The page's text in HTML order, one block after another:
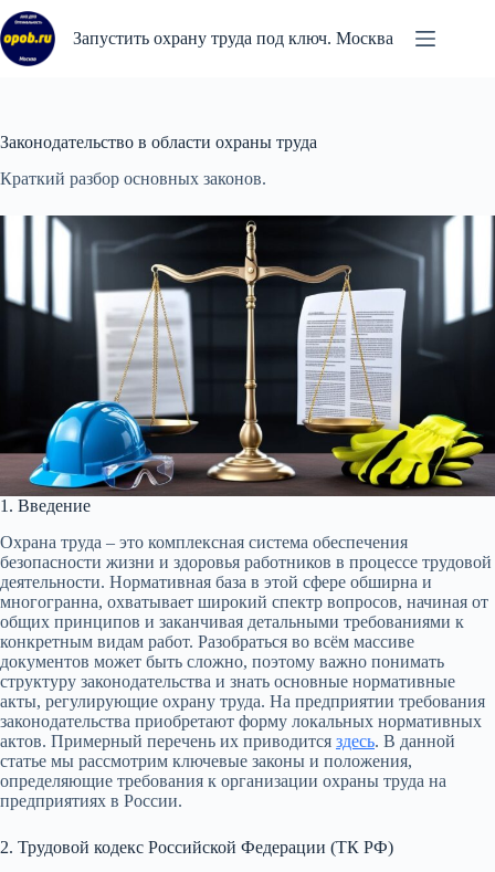
Перейти
к
сути
Запустить охрану труда под ключ. Москва
Законодательство в области охраны труда
Краткий разбор основных законов.
1. Введение
Охрана труда – это комплексная система обеспечения
безопасности жизни и здоровья работников в процессе трудовой
деятельности. Нормативная база в этой сфере обширна и
многогранна, охватывает широкий спектр вопросов, начиная от
общих принципов и заканчивая детальными требованиями к
конкретным видам работ. Разобраться во всём массиве
документов может быть сложно, поэтому важно понимать
структуру законодательства и знать основные нормативные
акты, регулирующие охрану труда. На предприятии требования
законодательства приобретают форму локальных нормативных
актов. Примерный перечень их приводится здесь. В данной
статье мы рассмотрим ключевые законы и положения,
определяющие требования к организации охраны труда на
предприятиях в России.
2. Трудовой кодекс Российской Федерации (ТК РФ)